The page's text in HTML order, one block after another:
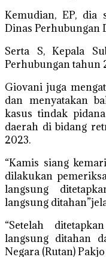
Kemudian, EP, dia
Dinas Perhubungan
Serta S, Kepala
Perhubungan tahun
Giovani juga
dan menyatakan
kasus tindak
daerah di bidang
2023.
“Kamis siang
dilakukan
langsung
langsung
“Setelah
langsung ditahan
Negara (Rutan)